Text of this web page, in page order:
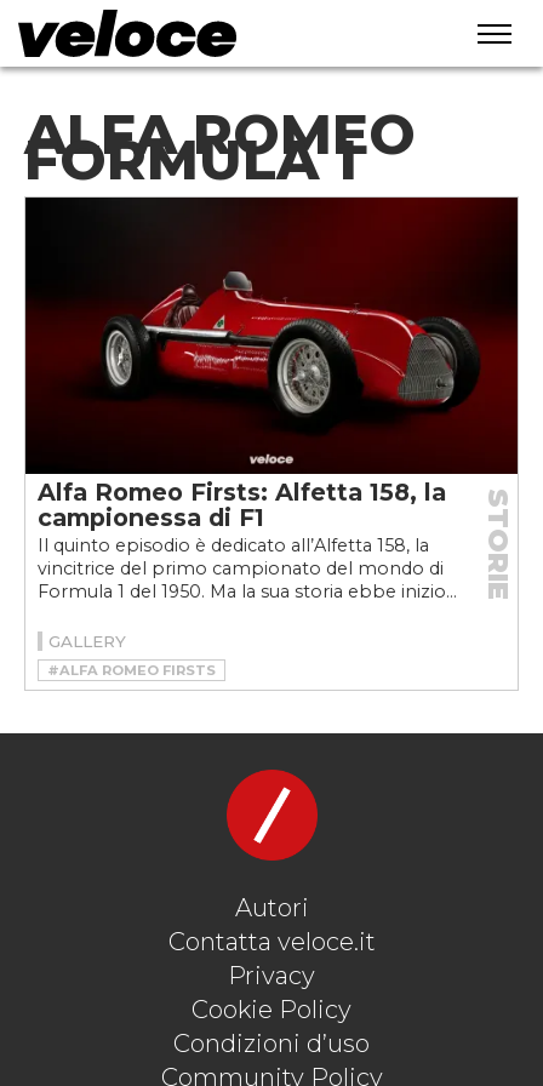
ALFA ROMEO
FORMULA 1
Alfa Romeo Firsts: Alfetta 158, la
campionessa di F1
Il quinto episodio è dedicato all’Alfetta 158, la
vincitrice del primo campionato del mondo di
Formula 1 del 1950. Ma la sua storia ebbe inizio...
STORIE
GALLERY
#ALFA ROMEO FIRSTS
#ALFA ROMEO FORMULA 1
#ALFETTA 158
Autori
Contatta veloce.it
Privacy
Cookie Policy
Condizioni d’uso
Community Policy